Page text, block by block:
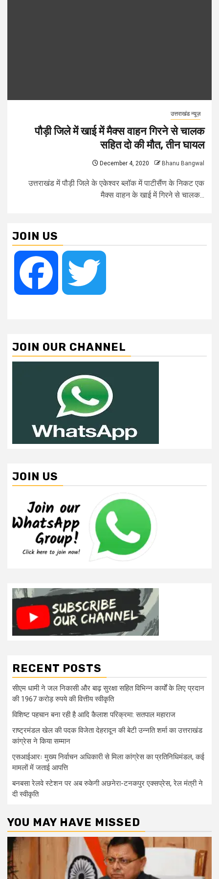
उत्तराखंड न्यूज़
पौड़ी जिले में खाई में मैक्स वाहन गिरने से चालक
सहित दो की मौत, तीन घायल
December 4, 2020 Bhanu Bangwal
उत्तराखंड में पौड़ी जिले के एकेश्वर ब्लॉक में पाटीसैंण के निकट एक
मैक्स वाहन के खाई में गिरने से चालक...
JOIN US
Facebook
JOIN OUR CHANNEL
JOIN US
RECENT POSTS
सीएम धामी ने जल निकासी और बाढ़ सुरक्षा सहित विभिन्न कार्यों के लिए प्रदान
की 1967 करोड़ रुपये की वित्तीय स्वीकृति
विशिष्ट पहचान बना रही है आदि कैलाश परिक्रमा: सतपाल महाराज
राष्ट्रमंडल खेल की पदक विजेता देहरादून की बेटी उन्नति शर्मा का उत्तराखंड
कांग्रेस ने किया सम्मान
एसआईआरः मुख्य निर्वाचन अधिकारी से मिला कांग्रेस का प्रतिनिधिमंडल, कई
मामलों में जताई आपत्ति
बनबसा रेलवे स्टेशन पर अब रुकेगी अछनेरा-टनकपुर एक्सप्रेस, रेल मंत्री ने
दी स्वीकृति
YOU MAY HAVE MISSED